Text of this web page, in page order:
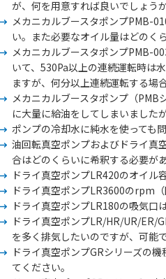
が、何を用意すれば良いでしょう
メカニカルブースタポンプPMB-
い。また必要なオイル量はどのく
メカニカルブースタポンプPMB-
いて、530Pa以上の連続運転時は
ますが、何分以上連続運転する場
メカニカルブースタポンプ（PMB
に大量に給油をしてしまいました
ポンプの冷却水に純水を使っても
油回転真空ポンプおよびドライ真
合はどのくらいに希釈する必要が
ドライ真空ポンプLR420のオイル
ドライ真空ポンプLR3600のrpm
ドライ真空ポンプLR180の吸気口
ドライ真空ポンプLR/HR/UR/ER/
を多く排気したいのですが、可能
ドライ真空ポンプGRシリーズの
てください。